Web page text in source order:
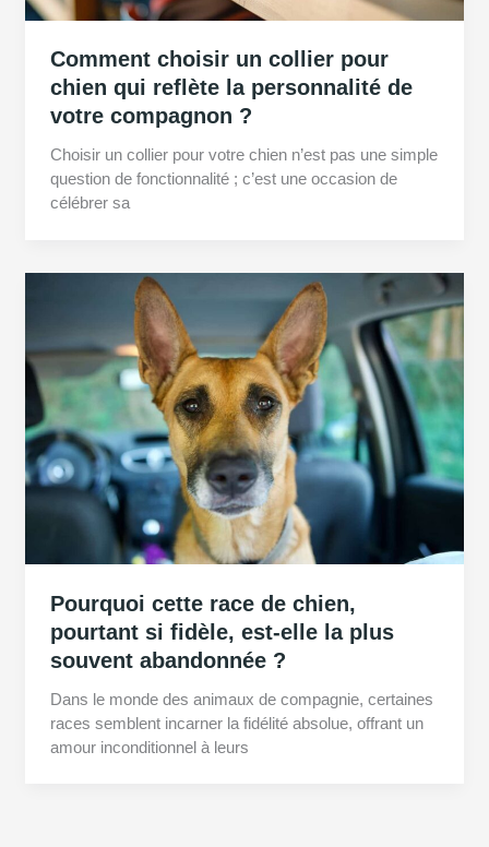
Comment choisir un collier pour
chien qui reflète la personnalité de
votre compagnon ?
Choisir un collier pour votre chien n’est pas une simple
question de fonctionnalité ; c’est une occasion de
célébrer sa
Pourquoi cette race de chien,
pourtant si fidèle, est-elle la plus
souvent abandonnée ?
Dans le monde des animaux de compagnie, certaines
races semblent incarner la fidélité absolue, offrant un
amour inconditionnel à leurs